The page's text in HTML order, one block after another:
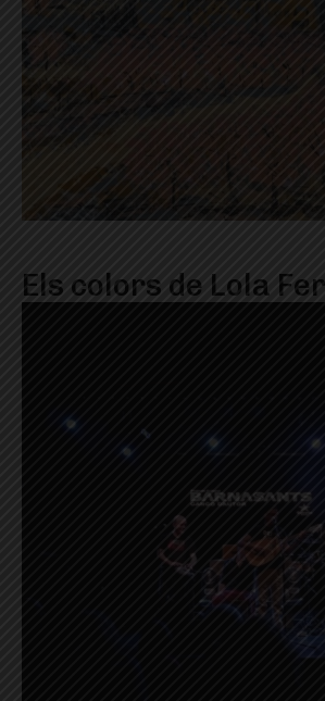
Els colors de Lola